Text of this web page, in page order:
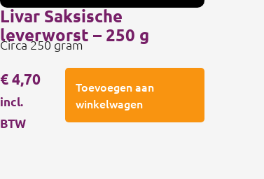
€4,70
incl.
BTW
Toevoegen aan
winkelwagen
Livar Saksische
leverworst – 250 g
Circa 250 gram